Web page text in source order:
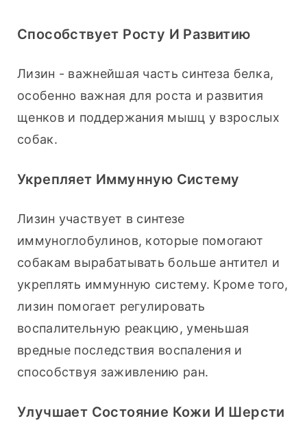
Способствует Росту И Развитию
Лизин - важнейшая часть синтеза белка,
особенно важная для роста и развития
щенков и поддержания мышц у взрослых
собак.
Укрепляет Иммунную Систему
Лизин участвует в синтезе
иммуноглобулинов, которые помогают
собакам вырабатывать больше антител и
укреплять иммунную систему. Кроме того,
лизин помогает регулировать
воспалительную реакцию, уменьшая
вредные последствия воспаления и
способствуя заживлению ран.
Улучшает Состояние Кожи И Шерсти